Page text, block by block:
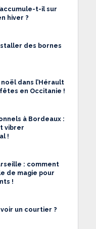
t-il sur
hiver ?
des bornes
dans l’Hérault
en Occitanie !
à Bordeaux :
vibrer
!
: comment
de magie pour
!
un courtier ?